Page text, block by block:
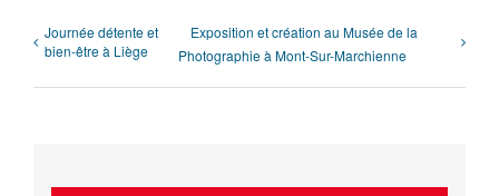
Journée détente et
bien-être à Liège
Exposition et création au Musée de la
Photographie à Mont-Sur-Marchienne